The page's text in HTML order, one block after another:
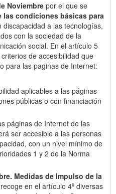
Noviembre por el que se
las condiciones básicas para
discapacidad a las tecnologías,
con la sociedad de la
social. En el artículo 5
de accesibilidad que
para las paginas de Internet:
aplicables a las páginas
públicas o con financiación
páginas de Internet de las
ser accesible a las personas
con un nivel mínimo de
1 y 2 de la Norma
Medidas de Impulso de la
en el artículo 4º diversas